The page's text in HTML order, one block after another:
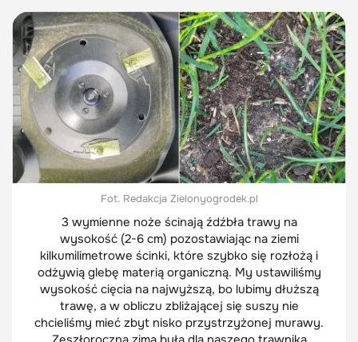
Fot. Redakcja Zielonyogrodek.pl
3 wymienne noże ścinają źdźbła trawy na
wysokość (2-6 cm) pozostawiając na ziemi
kilkumilimetrowe ścinki, które szybko się rozłożą i
odżywią glebę materią organiczną. My ustawiliśmy
wysokość cięcia na najwyższą, bo lubimy dłuższą
trawę, a w obliczu zbliżającej się suszy nie
chcieliśmy mieć zbyt nisko przystrzyżonej murawy.